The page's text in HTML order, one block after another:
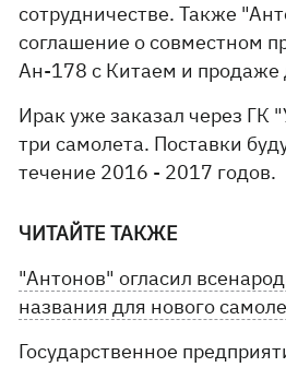
сотрудничестве. Также
соглашение о совместном
Ан-178 с Китаем и продаже
Ирак уже заказал через ГК
три самолета. Поставки
течение 2016 - 2017 годов.
ЧИТАЙТЕ ТАКЖЕ
"Антонов" огласил
названия для нового
Государственное